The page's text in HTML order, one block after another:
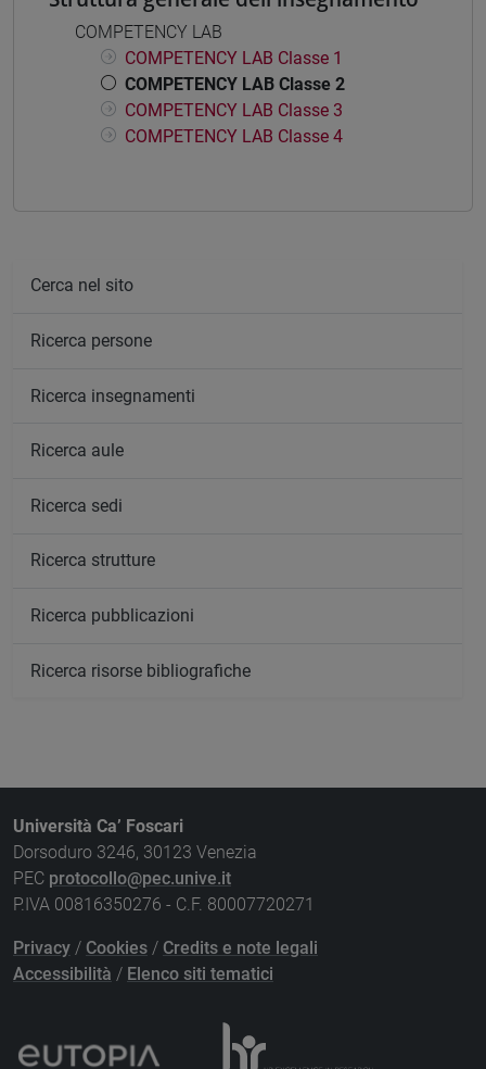
COMPETENCY LAB
COMPETENCY LAB Classe 1
COMPETENCY LAB Classe 2
COMPETENCY LAB Classe 3
COMPETENCY LAB Classe 4
Cerca nel sito
Ricerca persone
Ricerca insegnamenti
Ricerca aule
Ricerca sedi
Ricerca strutture
Ricerca pubblicazioni
Ricerca risorse bibliografiche
Università Ca’ Foscari
Dorsoduro 3246, 30123 Venezia
PEC protocollo@pec.unive.it
P.IVA 00816350276 - C.F. 80007720271
Privacy / Cookies / Credits e note legali
Accessibilità / Elenco siti tematici